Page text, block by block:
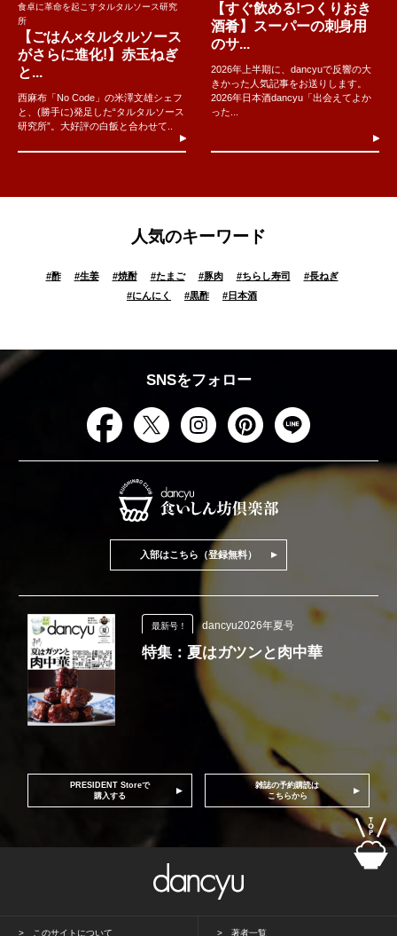
食卓に革命を起こすタルタルソース研究
所
【ごはん×タルタルソース
がさらに進化!】赤玉ねぎ
と...
西麻布「No Code」の米澤文雄シェフ
と、(勝手に)発足した“タルタルソース
研究所”。大好評の白飯と合わせて..
【すぐ飲める!つくりおき
酒肴】スーパーの刺身用
のサ...
2026年上半期に、dancyuで反響の大
きかった人気記事をお送りします。
2026年日本酒dancyu「出会えてよか
った...
人気のキーワード
#酢 #生姜 #焼酎 #たまご #豚肉 #ちらし寿司 #長ねぎ
#にんにく #黒酢 #日本酒
SNSをフォロー
入部はこちら（登録無料）
最新号！ dancyu2026年夏号
特集：夏はガツンと肉中華
PRESIDENT Storeで
購入する
雑誌の予約購読は
こちらから
このサイトについて 著者一覧